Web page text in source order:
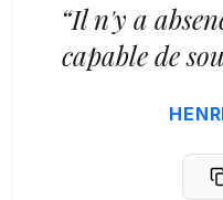
“Il n'y a
capable de